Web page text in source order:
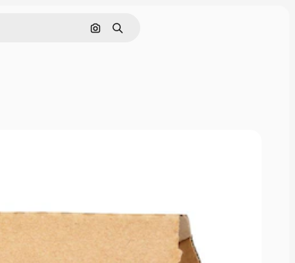
画像で検索
検索